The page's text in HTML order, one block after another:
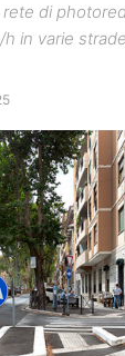
di
in varie